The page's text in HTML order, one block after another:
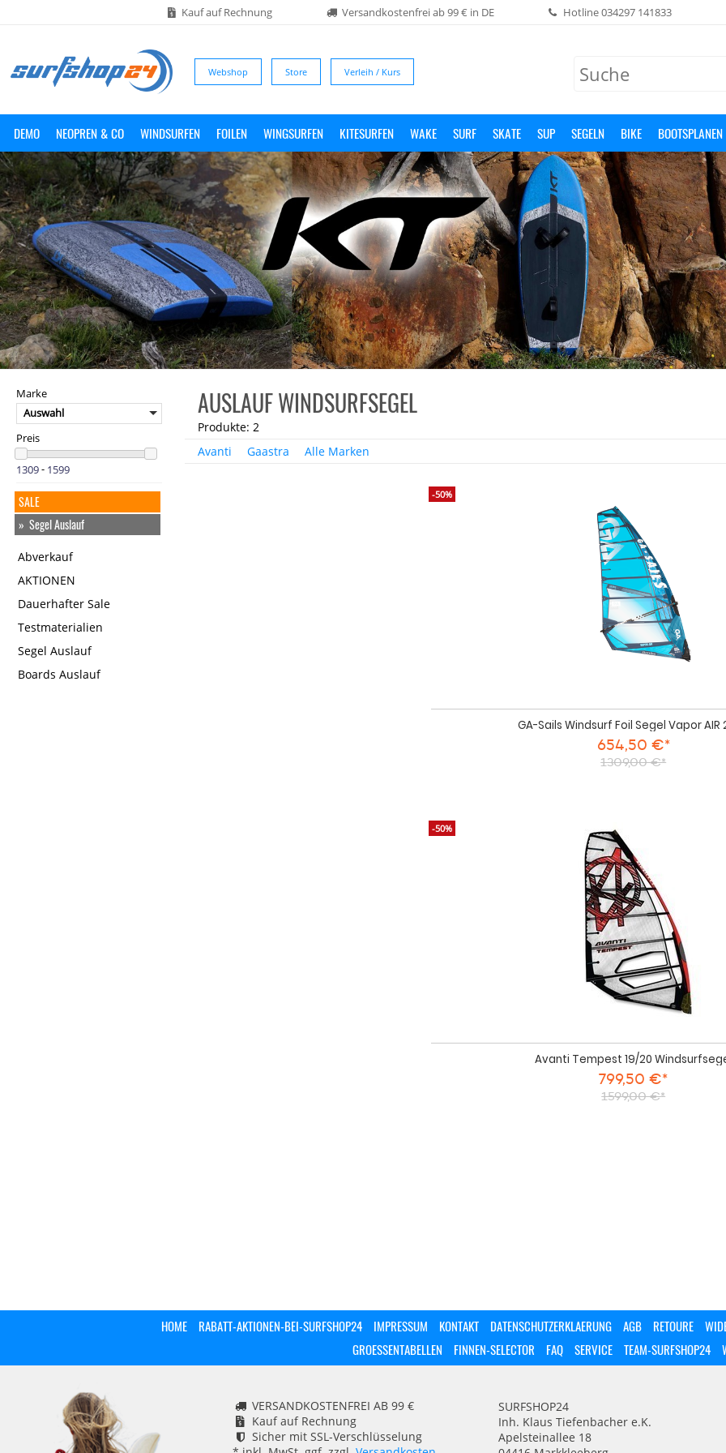
Kauf auf Rechnung Versandkostenfrei ab 99 € in DE Hotline034297 141833
Webshop Store Verleih / Kurs
DEMO NEOPREN & CO WINDSURFEN FOILEN WINGSURFEN KITESURFEN WAKE SURF SKATE SUP SEGELN BIKE BOOTSPLANEN
Marke
Auswahl
Preis
-
SALE
Segel Auslauf
Abverkauf
AKTIONEN
Dauerhafter Sale
Testmaterialien
Segel Auslauf
Boards Auslauf
AUSLAUF WINDSURFSEGEL
Produkte: 2
Avanti
Gaastra Alle Marken
-50%
GA-Sails Windsurf Foil Segel Vapor AIR
654,50 €*
1309,00 €*
-50%
Avanti Tempest 19/20
799,50 €*
1599,00 €*
HOME RABATT-AKTIONEN-BEI-SURFSHOP24 IMPRESSUM KONTAKT DATENSCHUTZERKLAERUNG AGB RETOURE
GROESSENTABELLEN
FINNEN-SELECTOR FAQ SERVICE TEAM-SURFSHOP24
VERSANDKOSTENFREI AB 99 €
Kauf auf Rechnung
Sicher mit SSL-Verschlüsselung
SURFSHOP24
Inh. Klaus Tiefenbacher e.K.
Apelsteinallee 18